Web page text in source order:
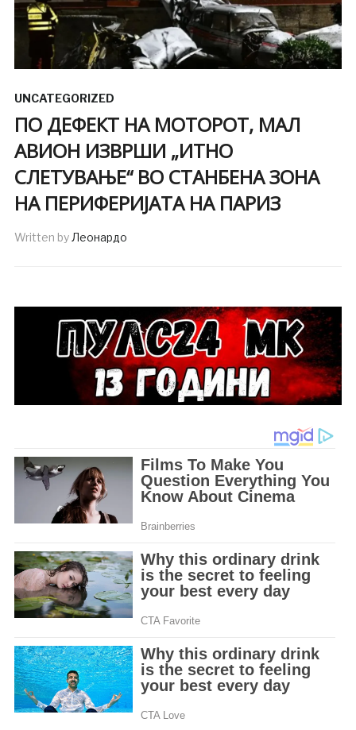
UNCATEGORIZED
ПО ДЕФЕКТ НА МОТОРОТ, МАЛ
АВИОН ИЗВРШИ „ИТНО
СЛЕТУВАЊЕ“ ВО СТАНБЕНА ЗОНА
НА ПЕРИФЕРИЈАТА НА ПАРИЗ
Written byЛеонардо